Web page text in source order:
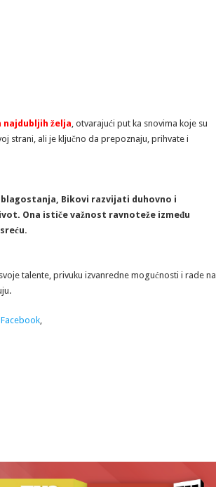
želja, otvarajući put ka snovima koje su
strani, ali je ključno da prepoznaju, prihvate i
Bikovi razvijati duhovno i
Ona ističe važnost ravnoteže između
talente, privuku izvanredne mogućnosti i rade na
Facebook,